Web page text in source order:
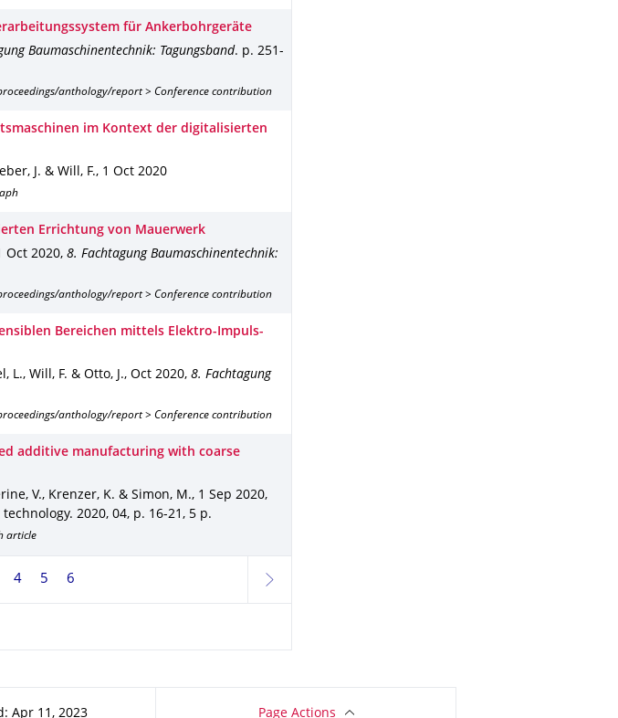
für Ankerbohrgeräte
Baumaschinentechnik: Tagungsband. p. 251-
anthology/report > Conference contribution
im Kontext der digitalisierten
J. & Will, F., 1 Oct 2020
Errichtung von Mauerwerk
Oct 2020, 8. Fachtagung Baumaschinentechnik:
anthology/report > Conference contribution
Bereichen mittels Elektro-Impuls-
L., Will, F. & Otto, J., Oct 2020, 8. Fachtagung
anthology/report > Conference contribution
additive manufacturing with coarse
V., Krenzer, K. & Simon, M., 1 Sep 2020,
technology. 2020, 04, p. 16-21 , 5 p.
article
page 1
4 5 6
next
Apr 11, 2023 Page Actions